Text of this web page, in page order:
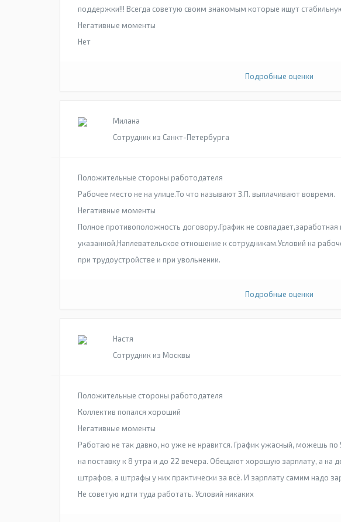
поддержки!!! Всегда советую своим знакомым которые ищут
Негативные моменты
Нет
Подробные оценки
Милана
Сотрудник из Санкт-Петербурга
Положительные стороны работодателя
Рабочее место не на улице.То что называют З.П. выплачивают вовремя.
Негативные моменты
Полное противоположность договору.График не совпадает,заработная
указанной,Наплевательское отношение к сотрудникам.Условий на
при трудоустройстве и при увольнении.
Подробные оценки
Настя
Сотрудник из Москвы
Положительные стороны работодателя
Коллектив попался хороший
Негативные моменты
Работаю не так давно, но уже не нравится. График ужасный, можешь по
на поставку к 8 утра и до 22 вечера. Обещают хорошую зарплату, а на
штрафов, а штрафы у них практически за всё. И зарплату самим надо
Не советую идти туда работать. Условий никаких